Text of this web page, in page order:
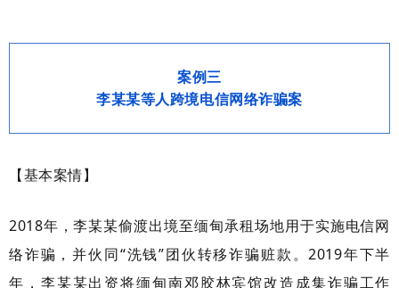
案例三
李某某等人跨境电信网络诈骗案
【基本案情】
2018年，李某某偷渡出境至缅甸承租场地用于实施电信网
络诈骗，并伙同“洗钱”团伙转移诈骗赃款。2019年下半
年，李某某出资将缅甸南邓胶林宾馆改造成集诈骗工作